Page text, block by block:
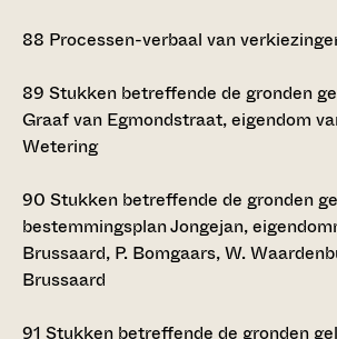
88 Processen-verbaal van
89 Stukken betreffende de gronden
Graaf van Egmondstraat, eigendom
Wetering
90 Stukken betreffende de gronden
bestemmingsplan Jongejan,
Brussaard, P. Bomgaars, W.
Brussaard
91 Stukken betreffende de gronden